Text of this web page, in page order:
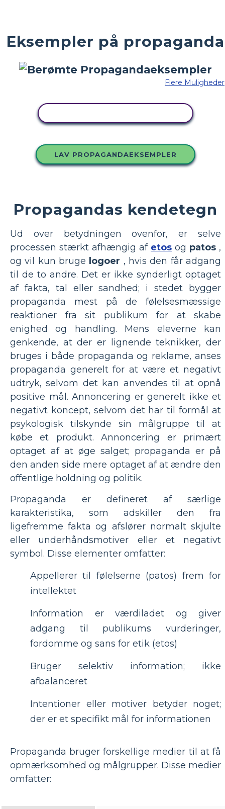
Eksempler på propaganda
Flere Muligheder
LAV PROPAGANDAEKSEMPLER
Propagandas kendetegn
Ud over betydningen ovenfor, er selve
processen stærkt afhængig af etos og patos ,
og vil kun bruge logoer , hvis den får adgang
til de to andre. Det er ikke synderligt optaget
af fakta, tal eller sandhed; i stedet bygger
propaganda mest på de følelsesmæssige
reaktioner fra sit publikum for at skabe
enighed og handling. Mens eleverne kan
genkende, at der er lignende teknikker, der
bruges i både propaganda og reklame, anses
propaganda generelt for at være et negativt
udtryk, selvom det kan anvendes til at opnå
positive mål. Annoncering er generelt ikke et
negativt koncept, selvom det har til formål at
psykologisk tilskynde sin målgruppe til at
købe et produkt. Annoncering er primært
optaget af at øge salget; propaganda er på
den anden side mere optaget af at ændre den
offentlige holdning og politik.
Propaganda er defineret af særlige
karakteristika, som adskiller den fra
ligefremme fakta og afslører normalt skjulte
eller underhåndsmotiver eller et negativt
symbol. Disse elementer omfatter:
Appellerer til følelserne (patos) frem for
intellektet
Information er værdiladet og giver
adgang til publikums vurderinger,
fordomme og sans for etik (etos)
Bruger selektiv information; ikke
afbalanceret
Intentioner eller motiver betyder noget;
der er et specifikt mål for informationen
Propaganda bruger forskellige medier til at få
opmærksomhed og målgrupper. Disse medier
omfatter: